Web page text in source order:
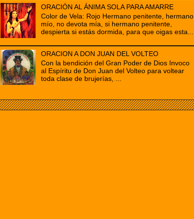
ORACIÓN AL ÁNIMA SOLA PARA AMARRE
Color de Vela: Rojo Hermano penitente, hermano
mío, no devota mía, si hermano penitente,
despierta si estás dormida, para que oigas esta...
ORACION A DON JUAN DEL VOLTEO
Con la bendición del Gran Poder de Dios Invoco
al Espíritu de Don Juan del Volteo para voltear
toda clase de brujerías, ...